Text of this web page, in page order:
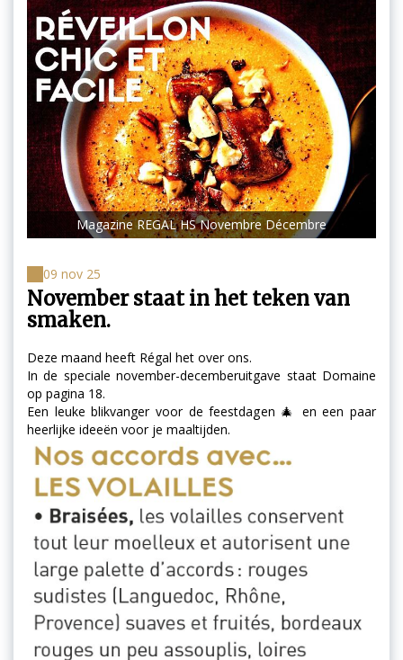
Magazine REGAL HS Novembre Décembre
09 nov 25
November staat in het teken van
smaken.
Deze maand heeft Régal het over ons.
In de speciale november-decemberuitgave staat Domaine
op pagina 18.
Een leuke blikvanger voor de feestdagen 🎄 en een paar
heerlijke ideeën voor je maaltijden.